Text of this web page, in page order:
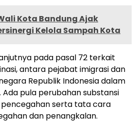
Kota Bandung Ajak
Kelola Sampah Kota
pada pasal 72 terkait
antara pejabat imigrasi dan
Republik Indonesia dalam
pula perubahan substansi
serta tata cara
dan penangkalan.